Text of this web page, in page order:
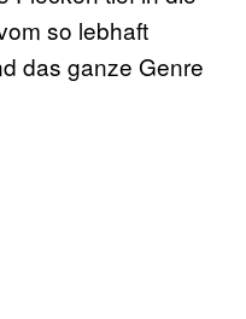
so lebhaft
das ganze Genre